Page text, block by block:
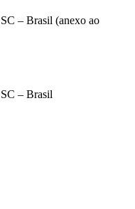
– Brasil (anexo ao
– Brasil